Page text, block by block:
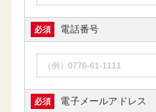
必須 電話番号
必須 電子メールアドレス